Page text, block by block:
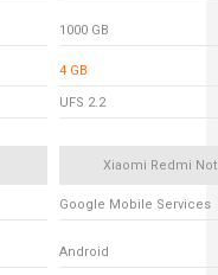
1000 GB
4 GB
UFS 2.2
Xiaomi Redmi
Google Mobile Services
Android